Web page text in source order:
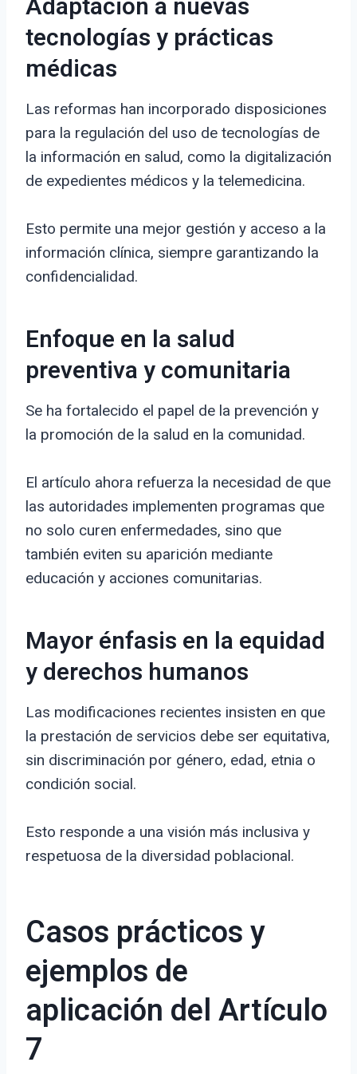
Adaptación a nuevas
tecnologías y prácticas
médicas
Las reformas han incorporado disposiciones
para la regulación del uso de tecnologías de
la información en salud, como la digitalización
de expedientes médicos y la telemedicina.
Esto permite una mejor gestión y acceso a la
información clínica, siempre garantizando la
confidencialidad.
Enfoque en la salud
preventiva y comunitaria
Se ha fortalecido el papel de la prevención y
la promoción de la salud en la comunidad.
El artículo ahora refuerza la necesidad de que
las autoridades implementen programas que
no solo curen enfermedades, sino que
también eviten su aparición mediante
educación y acciones comunitarias.
Mayor énfasis en la equidad
y derechos humanos
Las modificaciones recientes insisten en que
la prestación de servicios debe ser equitativa,
sin discriminación por género, edad, etnia o
condición social.
Esto responde a una visión más inclusiva y
respetuosa de la diversidad poblacional.
Casos prácticos y
ejemplos de
aplicación del Artículo
7